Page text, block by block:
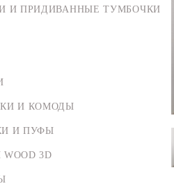
И ПРИДИВАННЫЕ ТУМБОЧКИ
И КОМОДЫ
И ПУФЫ
3D